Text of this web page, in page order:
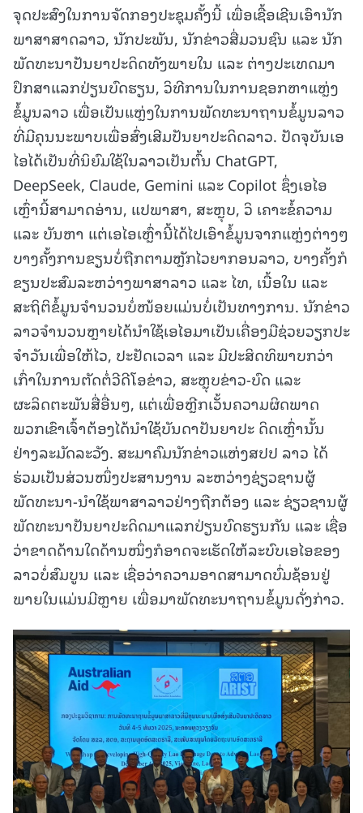
ຈຸດປະສົງໃນການຈັດກອງປະຊຸມຄັ້ງນີ້ ເພື່ອເຊື້ອເຊີນເອົານັກ
ພາສາສາດລາວ, ນັກປະພັນ, ນັກຂ່າວສື່ມວນຊົນ ແລະ ນັກ
ພັດທະນາປັນຍາປະດິດທັງພາຍໃນ ແລະ ຕ່າງປະເທດມາ
ປຶກສາແລກປ່ຽນບົດຮຽນ, ວິທີການໃນການຊອກຫາແຫຼ່ງ
ຂໍ້ມູນລາວ ເພື່ອເປັນແຫຼ່ງໃນການພັດທະນາຖານຂໍ້ມູນລາວ
ທີ່ມີຄຸນນະພາບເພື່ອສົ່ງເສີມປັນຍາປະດິດລາວ. ປັດຈຸບັນເອ
ໄອໄດ້ເປັນທີ່ນິຍົມໃຊ້ໃນລາວເປັນຕົ້ນ ChatGPT,
DeepSeek, Claude, Gemini ແລະ Copilot ຊຶ່ງເອໄອ
ເຫຼົ່ານີ້ສາມາດອ່ານ, ແປພາສາ, ສະຫຼຸບ, ວິ ເຄາະຂໍ້ຄວາມ
ແລະ ບັນຫາ ແຕ່ເອໄອເຫຼົ່ານີ້ໄດ້ໄປເອົາຂໍ້ມູນຈາກແຫຼ່ງຕ່າງໆ
ບາງຄັ້ງການຂຽນບໍ່ຖືກຕາມຫຼັກໄວຍາກອນລາວ, ບາງຄັ້ງກໍ
ຂຽນປະສົມລະຫວ່າງພາສາລາວ ແລະ ໄທ, ເນື້ອໃນ ແລະ
ສະຖິຕິຂໍ້ມູນຈໍານວນບໍ່ໜ້ອຍແມ່ນບໍ່ເປັນທາງການ. ນັກຂ່າວ
ລາວຈໍານວນຫຼາຍໄດ້ນໍາໃຊ້ເອໄອມາເປັນເຄື່ອງມືຊ່ວຍວຽກປະ
ຈໍາວັນເພື່ອໃຫ້ໄວ, ປະຢັດເວລາ ແລະ ມີປະສິດທິພາບກວ່າ
ເກົ່າໃນການຕັດຕໍ່ວີດີໂອຂ່າວ, ສະຫຼຸບຂ່າວ-ບົດ ແລະ
ຜະລິດຕະພັນສື່ອື່ນໆ, ແຕ່ເພື່ອຫຼີກເວັ້ນຄວາມຜິດພາດ
ພວກເຂົາເຈົ້າຕ້ອງໄດ້ນໍາໃຊ້ບັນດາປັນຍາປະ ດິດເຫຼົ່ານັ້ນ
ຢ່າງລະມັດລະວັງ. ສະມາຄົມນັກຂ່າວແຫ່ງສປປ ລາວ ໄດ້
ຮ່ວມເປັນສ່ວນໜຶ່ງປະສານງານ ລະຫວ່າງຊ່ຽວຊານຜູ້
ພັດທະນາ-ນໍາໃຊ້ພາສາລາວຢ່າງຖືກຕ້ອງ ແລະ ຊ່ຽວຊານຜູ້
ພັດທະນາປັນຍາປະດິດມາແລກປ່ຽນບົດຮຽນກັນ ແລະ ເຊື່ອ
ວ່າຂາດດ້ານໃດດ້ານໜຶ່ງກໍອາດຈະເຮັດໃຫ້ລະບົບເອໄອຂອງ
ລາວບໍ່ສົມບູນ ແລະ ເຊື່ອວ່າຄວາມອາດສາມາດບົ່ມຊ້ອນຢູ່
ພາຍໃນແມ່ນມີຫຼາຍ ເພື່ອມາພັດທະນາຖານຂໍ້ມູນດັ່ງກ່າວ.